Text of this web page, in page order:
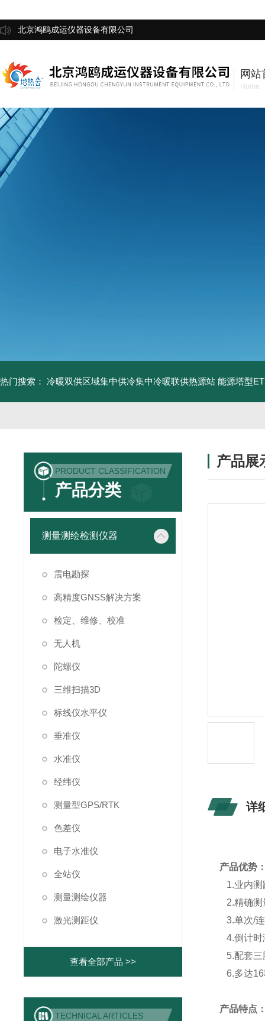
北京鸿鸥成运仪器设备有限公司
网站
Home
热门搜索： 冷暖双供区域集中供冷集中冷暖联供热源站 能源塔型
PRODUCT CLASSIFICATION
产品分类
测量测绘检测仪器
震电勘探
高精度GNSS解决方案
检定、维修、校准
无人机
陀螺仪
三维扫描3D
标线仪水平仪
垂准仪
水准仪
经纬仪
测量型GPS/RTK
色差仪
电子水准仪
全站仪
测量测绘仪器
激光测距仪
查看全部产品 >>
TECHNICAL ARTICLES
产品展
详
产品优势
1.业内测
2.精确测
3.单次/
4.倒计时
5.配套三
6.多达
产品特点